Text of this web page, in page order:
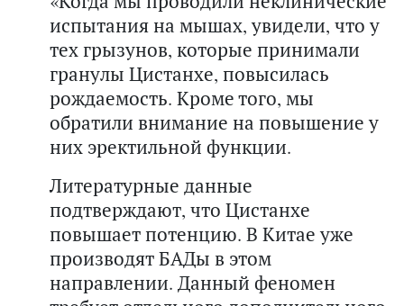
испытания на мышах, увидели, что у
тех грызунов, которые принимали
гранулы Цистанхе, повысилась
рождаемость. Кроме того, мы
обратили внимание на повышение у
них эректильной функции.
Литературные данные
подтверждают, что Цистанхе
повышает потенцию. В Китае уже
производят БАДы в этом
направлении. Данный феномен